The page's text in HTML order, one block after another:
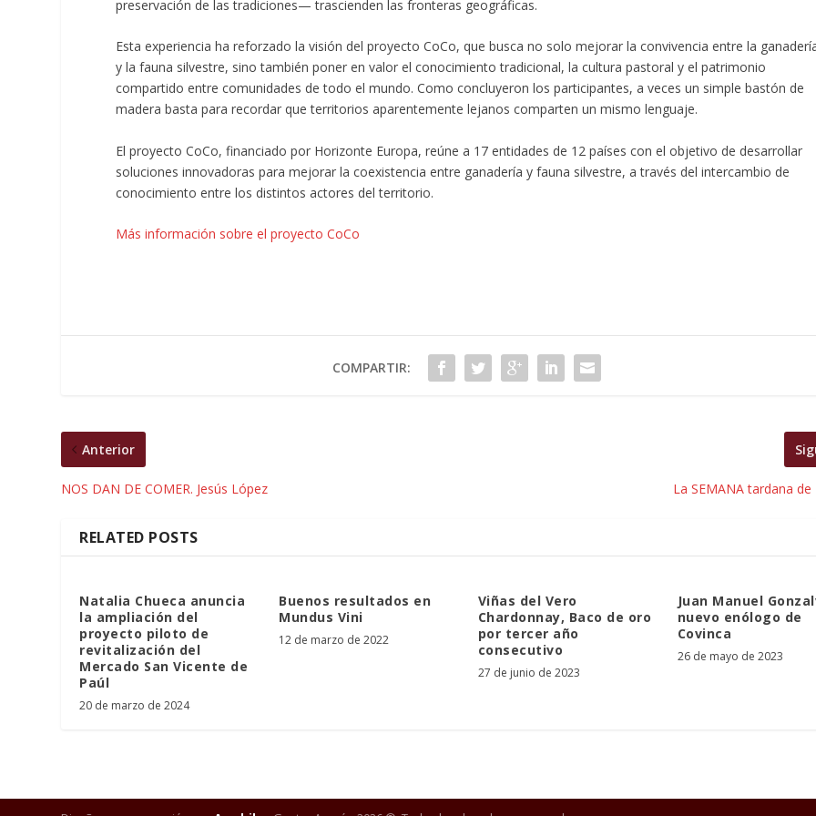
preservación de las tradiciones— trascienden las fronteras geográficas.
Esta experiencia ha reforzado la visión del proyecto CoCo, que busca no solo mejorar la convivencia entre la
y la fauna silvestre, sino también poner en valor el conocimiento tradicional, la cultura pastoral y el patrimonio
compartido entre comunidades de todo el mundo. Como concluyeron los participantes, a veces un simple bastón de
madera basta para recordar que territorios aparentemente lejanos comparten un mismo lenguaje.
El proyecto CoCo, financiado por Horizonte Europa, reúne a 17 entidades de 12 países con el objetivo de desarrollar
soluciones innovadoras para mejorar la coexistencia entre ganadería y fauna silvestre, a través del intercambio de
conocimiento entre los distintos actores del territorio.
Más información sobre el proyecto CoCo
COMPARTIR:
Anterior
NOS DAN DE COMER. Jesús López La SEMANA tardana de
RELATED POSTS
Natalia Chueca anuncia
la ampliación del
proyecto piloto de
revitalización del
Mercado San Vicente de
Paúl
20 de marzo de 2024
Buenos resultados en
Mundus Vini
12 de marzo de 2022
Viñas del Vero
Chardonnay, Baco de oro
por tercer año
consecutivo
27 de junio de 2023
Juan Manuel
nuevo enólogo de
Covinca
26 de mayo de 2023